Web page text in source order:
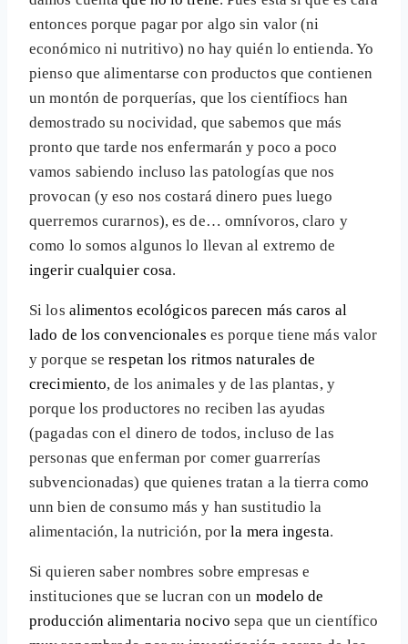
entonces porque pagar por algo sin valor (ni
económico ni nutritivo) no hay quién lo entienda. Yo
pienso que alimentarse con productos que contienen
un montón de porquerías, que los científiocs han
demostrado su nocividad, que sabemos que más
pronto que tarde nos enfermarán y poco a poco
vamos sabiendo incluso las patologías que nos
provocan (y eso nos costará dinero pues luego
querremos curarnos), es de… omnívoros, claro y
como lo somos algunos lo llevan al extremo de
ingerir cualquier cosa.
Si los alimentos ecológicos parecen más caros al
lado de los convencionales es porque tiene más valor
y porque serespetan los ritmos naturales de
crecimiento, de los animales y de las plantas, y
porque los productores no reciben las ayudas
(pagadas con el dinero de todos, incluso de las
personas que enferman por comer guarrerías
subvencionadas) que quienes tratan a la tierra como
unn bien de consumo más y han sustitudio la
alimentación, la nutrición, porla mera ingesta.
Si quieren saber nombres sobre empresas e
instituciones que se lucran con un modelo de
producción alimentaria nocivosepa que un científico